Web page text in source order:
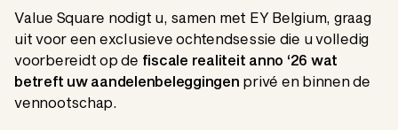
Value Square nodigt u, samen met EY Belgium, graag
uit voor een exclusieve ochtendsessie die u volledig
voorbereidt op de fiscale realiteit anno ‘26 wat
betreft uw aandelenbeleggingen privé en binnen de
vennootschap.